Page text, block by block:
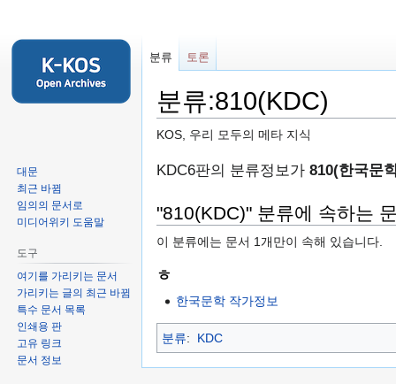
분류:810(KDC)
KOS, 우리 모두의 메타 지식
둘
보
기
로
검
하
러
가
KDC6판의 분류정보가 810(한국문
"810(KDC)" 분류에 속하는
이 분류에는 문서 1개만이 속해 있습니다.
ㅎ
한국문학 작가정보
분류: KDC
분류 토론
대문
최근 바뀜
임의의 문서로
미디어위키 도움말
도구
여기를 가리키는 문서
가리키는 글의 최근 바뀜
특수 문서 목록
인쇄용 판
고유 링크
문서 정보